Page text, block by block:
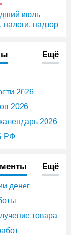
июль
надзор
Ещё
2026
2026
2026
РФ
Ещё
денег
товара